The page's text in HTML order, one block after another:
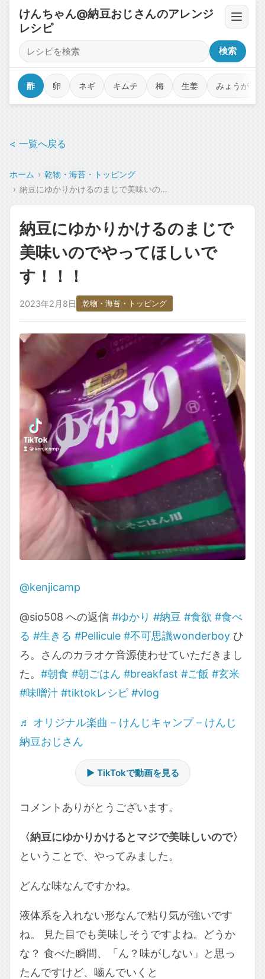
けんちゃん@納豆おじさんのアレンジ
レシピ
卵・豆腐・ネバネバ
薬味・香味野菜
調味料・オイル・タレ
乾物・海苔・トッピング
魚介・肉のせ
ごはん・主食もの
お取り寄せ・銘柄・ご当地
変わり種・ネタ
食材タグ一覧 →
検索
酢 卵 ネギ キムチ 梅 生姜 みょうが
< 一覧へ戻る
ホーム
乾物・海苔・トッピング
納豆にゆかりかけるのまじで美味いのでやってほしいです！！！
納豆にゆかりかけるのまじで
美味いのでやってほしいで
す！！！
2023年2月8日 乾物・海苔・トッピング
@kenjicamp
@sio508 への返信 #ゆかり #納豆 #食欲 #食べ
る #生きる #Pellicule #不可思議wonderboy ひ
ろ。さんのカラオケ音源使わせていただきまし
た。 #朝食 #朝ごはん #breakfast #ご飯 #玄米
#味噌汁 #tiktokレシピ #vlog
♬ オリジナル楽曲 – けんじキャンプ – けんじ
納豆おじさん
▶ TikTokで動画を見る
コメントありがとうございます。
〈納豆にゆかりかけるとマジで美味しいので〉
ということで、やってみました。
どんな味なんですかね。
液体系を入れない形なんで粘り気が強いです
ね。 見た目でも美味しそうですよね。どうか
な？ 食べた瞬間、「ん？味がしない」と思っ
たんですけど、嚙んでいくと